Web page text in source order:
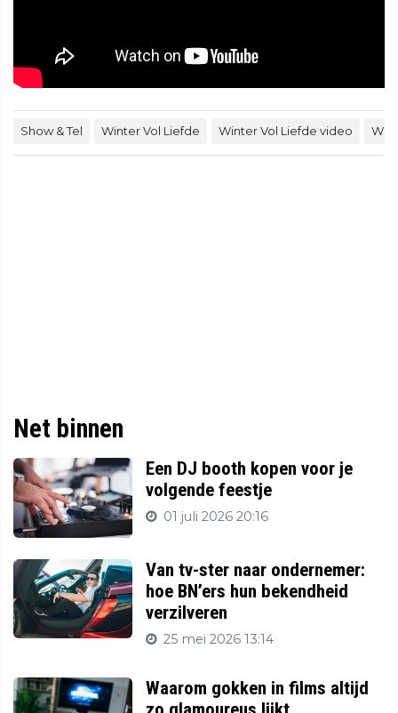
Show & Tel Winter Vol Liefde Winter Vol Liefde video
Net binnen
Een DJ booth kopen voor je
volgende feestje
01 juli 2026 20:16
Van tv-ster naar ondernemer:
hoe BN’ers hun bekendheid
verzilveren
25 mei 2026 13:14
Waarom gokken in films altijd